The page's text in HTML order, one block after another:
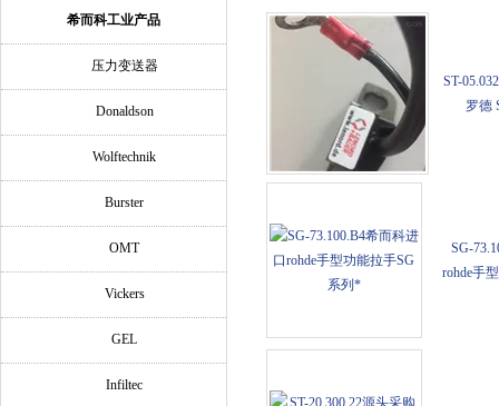
希而科工业产品
压力变送器
Donaldson
Wolftechnik
Burster
OMT
Vickers
GEL
Infiltec
ST-
罗德
SG-
rohde手